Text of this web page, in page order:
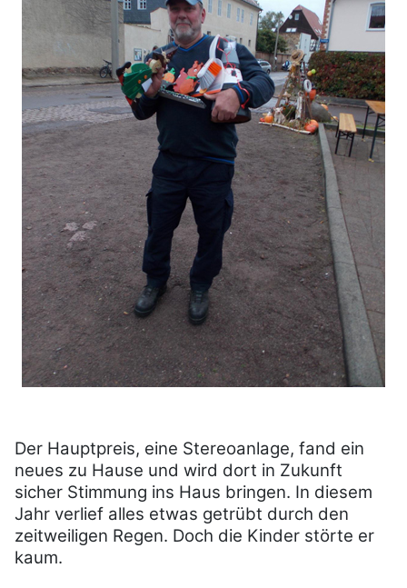
Der Hauptpreis, eine Stereoanlage, fand ein
neues zu Hause und wird dort in Zukunft
sicher Stimmung ins Haus bringen. In diesem
Jahr verlief alles etwas getrübt durch den
zeitweiligen Regen. Doch die Kinder störte er
kaum.